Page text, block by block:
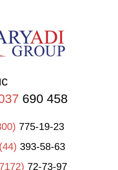
690 458
775-19-23
(44) 393-58-63
72-73-97